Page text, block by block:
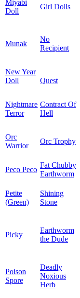
Miyabi
Doll
Girl Dolls
Munak
No
Recipient
New Year
Doll
Quest
Nightmare
Terror
Contract Of
Hell
Orc
Warrior
Orc Trophy
Peco Peco
Fat Chubby
Earthworm
Petite
(Green)
Shining
Stone
Picky
Earthworm
the Dude
Poison
Spore
Deadly
Noxious
Herb